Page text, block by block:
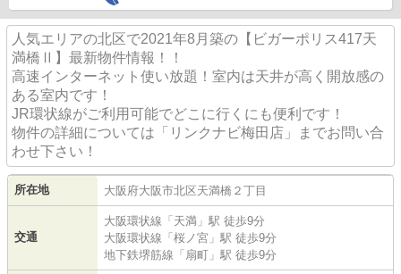
人気エリアの北区で2021年8月築の【ビガーポリス417天
満橋Ⅱ】最新物件情報！！
高速インターネット使い放題！室内は天井が高く開放感の
ある室内です！
JR環状線がご利用可能でどこに行くにも便利です！
物件の詳細については「リンクナビ梅田店」までお問い合
わせ下さい！
所在地 大阪府大阪市北区天満橋 ２丁目
交通
大阪環状線 「 天満 」駅 徒歩9分
大阪環状線 「 桜ノ宮 」駅 徒歩9分
地下鉄堺筋線 「 扇町 」駅 徒歩9分